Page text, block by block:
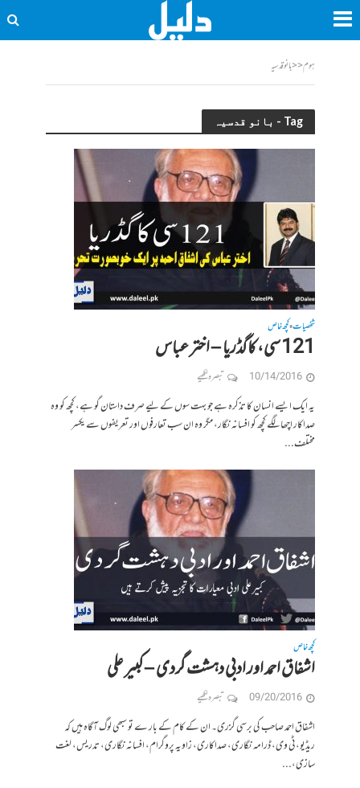
ہوم<<بانو قدسیہ
Tag - بانو قدسیہ
شخصیات•کچھ خاص
121 سی، کا گڈریا – اختر عباس
10/14/2016 تبصرہ لکھیے
یہ ایک ایسے انسان کا تذکرہ ہے جو بہت سوں کے لیے صرف داستان گو ہے، کچھ کو وہ
صداکار اچھا لگے کچھ کو افسانہ نگار، مگر وہ ان سب تعارفوں اور تعریفوں سے یکسر
مختلف...
کچھ خاص
اشفاق احمد اور ادبی دہشت گردی – کبیر علی
09/20/2016 تبصرہ لکھیے
اشفاق احمد صاحب کی برسی گزری۔ ان کے کام کے بار ے تو سبھی لوگ آگاہ ہیں کہ
ریڈیو، ٹی وی، ڈرامہ نگاری، صداکاری، زاویہ پروگرام، افسانہ نگاری، تدریس، لغت
سازی،...